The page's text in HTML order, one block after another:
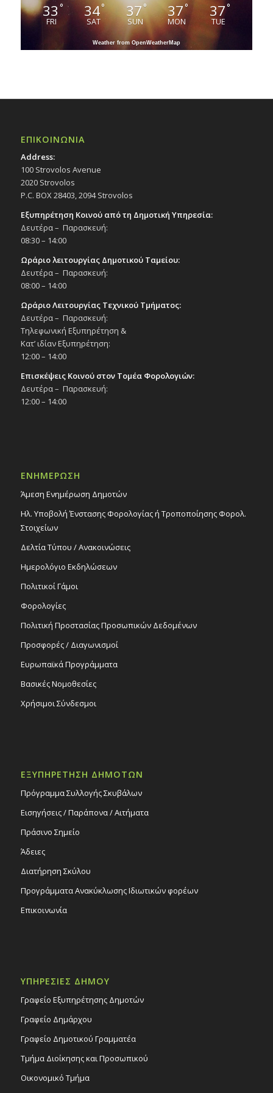
33 °
FRI
34°
SAT
37°
SUN
37°
MON
37°
TUE
Weather from OpenWeatherMap
ΕΠΙΚΟΙΝΩΝΙΑ
Address:
100 Strovolos Avenue
2020 Strovolos
P.C. BOX 28403, 2094 Strovolos
Εξυπηρέτηση Κοινού από τη Δημοτική Υπηρεσία:
Δευτέρα – Παρασκευή:
08:30 – 14:00
Ωράριο λειτουργίας Δημοτικού Ταμείου:
Δευτέρα – Παρασκευή:
08:00 – 14:00
Ωράριο Λειτουργίας Τεχνικού Τμήματος:
Δευτέρα – Παρασκευή:
Τηλεφωνική Εξυπηρέτηση &
Κατ’ ιδίαν Εξυπηρέτηση:
12:00 – 14:00
Επισκέψεις Κοινού στον Τομέα Φορολογιών:
Δευτέρα – Παρασκευή:
12:00 – 14:00
ΕΝΗΜΕΡΩΣΗ
Άμεση Ενημέρωση Δημοτών
Ηλ. Υποβολή Ένστασης Φορολογίας ή Τροποποίησης Φορολ.
Στοιχείων
Δελτία Τύπου / Ανακοινώσεις
Ημερολόγιο Εκδηλώσεων
Πολιτικοί Γάμοι
Φορολογίες
Πολιτική Προστασίας Προσωπικών Δεδομένων
Προσφορές / Διαγωνισμοί
Ευρωπαϊκά Προγράμματα
Βασικές Νομοθεσίες
Χρήσιμοι Σύνδεσμοι
ΕΞΥΠΗΡΕΤΗΣΗ ΔΗΜΟΤΩΝ
Πρόγραμμα Συλλογής Σκυβάλων
Εισηγήσεις / Παράπονα / Αιτήματα
Πράσινο Σημείο
Άδειες
Διατήρηση Σκύλου
Προγράμματα Ανακύκλωσης Ιδιωτικών φορέων
Επικοινωνία
ΥΠΗΡΕΣΙΕΣ ΔΗΜΟΥ
Γραφείο Εξυπηρέτησης Δημοτών
Γραφείο Δημάρχου
Γραφείο Δημοτικού Γραμματέα
Τμήμα Διοίκησης και Προσωπικού
Οικονομικό Τμήμα